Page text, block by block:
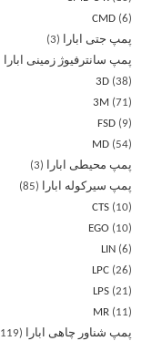
CMD 6
پمپ جتی ابارا
3
پمپ سانترفیوژ زمینی ابارا
3D 38
3M
71
FSD
9
MD
54
پمپ محیطی ابارا
3
پمپ سیرکوله ابارا
85
CTS
10
EGO
10
LIN
6
LPC 26
LPS 21
MR
11
پمپ شناور چاهی ابارا
119